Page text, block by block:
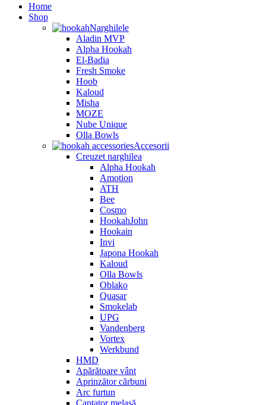
Home
Shop
Narghilele
Aladin MVP
Alpha Hookah
El-Badia
Fresh Smoke
Hoob
Kaloud
Misha
MOZE
Nube Unique
Olla Bowls
Accesorii
Creuzet narghilea
Alpha Hookah
Amotion
ATH
Bee
Cosmo
HookahJohn
Hookain
Invi
Japona Hookah
Kaloud
Olla Bowls
Oblako
Quasar
Smokelab
UPG
Vandenberg
Vortex
Werkbund
HMD
Apărătoare vânt
Aprinzător cărbuni
Arc furtun
Captator melasă